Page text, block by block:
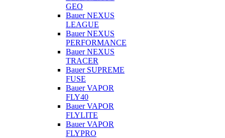
GEO
Bauer NEXUS
LEAGUE
Bauer NEXUS
PERFORMANCE
Bauer NEXUS
TRACER
Bauer SUPREME
FUSE
Bauer VAPOR
FLY40
Bauer VAPOR
FLYLITE
Bauer VAPOR
FLYPRO